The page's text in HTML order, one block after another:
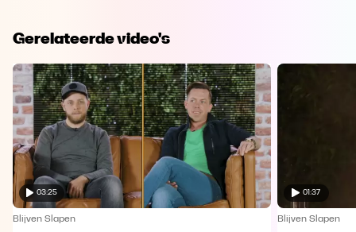
Gerelateerde video's
03:25
Blijven Slapen
01:37
Blijven Slapen